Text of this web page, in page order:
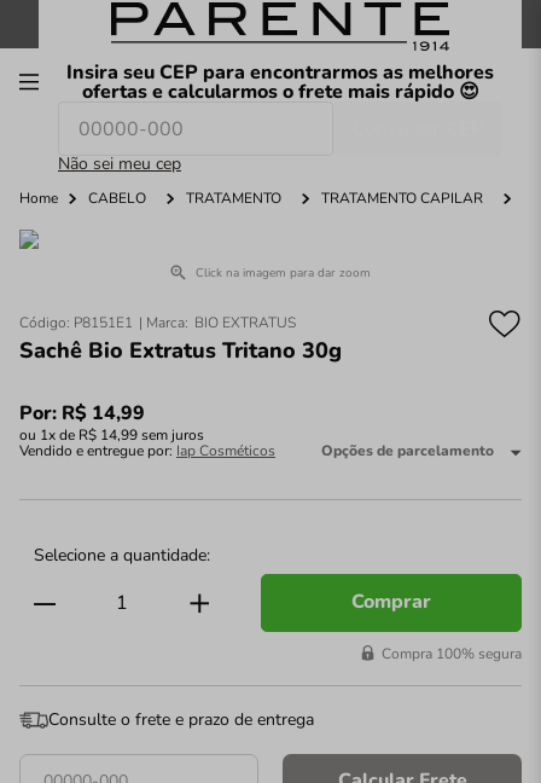
FRETE GRÁTIS nas compras a partir de R$199
Insira seu CEP para encontrarmos as melhores
ofertas e calcularmos o frete mais rápido 😍
Não sei meu cep
O que você procura hoje?
Home CABELO TRATAMENTO TRATAMENTO CAPILAR
Click na imagem para dar zoom
Código: P8151E1 BIO EXTRATUS
Sachê Bio Extratus Tritano 30g
Por: R$ 14,99
ou 1x de R$ 14,99sem juros
Vendido e entregue por: Iap Cosméticos Opções de parcelamento
Comprar
Compra 100% segura
Consulte o frete e prazo de entrega